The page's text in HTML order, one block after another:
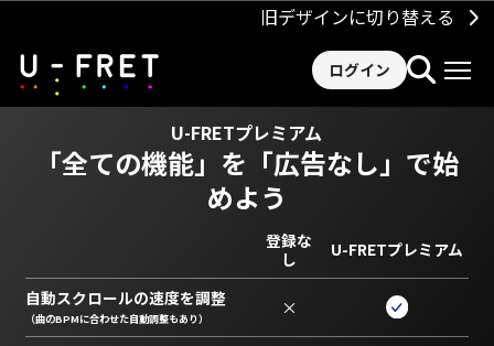
旧デザインに切り替える
ログイン
U-FRETプレミアム
「全ての機能」を 「広告なし」で始
めよう
登録な
し
U-FRETプレミアム
自動スクロールの速度を調整
（曲のBPMに合わせた自動調整もあり） ×